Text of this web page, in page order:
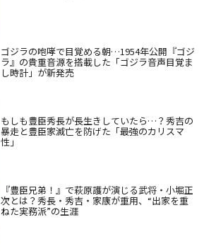
ゴジラの咆哮で目覚める朝…1954年公開『ゴジ
ラ』の貴重音源を搭載した「ゴジラ音声目覚ま
し時計」が新発売
もしも豊臣秀長が長生きしていたら…？秀吉の
暴走と豊臣家滅亡を防げた「最強のカリスマ
性」
『豊臣兄弟！』で萩原護が演じる武将・小堀正
次とは？秀長・秀吉・家康が重用、“出家を重
ねた実務派”の生涯